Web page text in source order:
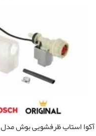
آکوا استاپ ظرفشویی بوش مدل 00645701